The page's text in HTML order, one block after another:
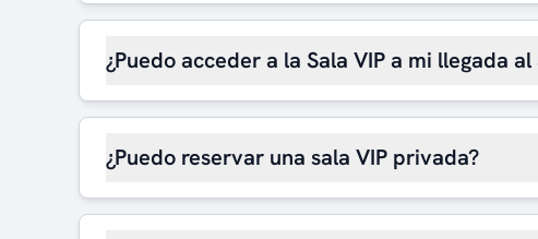
¿Puedo acceder a la Sala VIP a mi llegada
¿Puedo reservar una sala VIP privada?